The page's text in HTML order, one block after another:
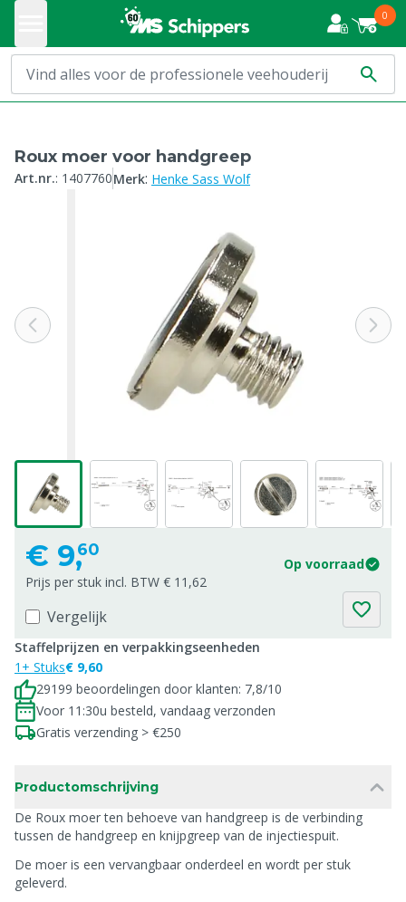
0
Roux moer voor handgreep
Art.nr.: 1407760Merk: Henke Sass Wolf
€ 9,60
Op voorraad
Prijs per stuk incl. BTW € 11,62
Vergelijk
Staffelprijzen en verpakkingseenheden
1+ Stuks€ 9,60
29199 beoordelingen door klanten: 7,8/10
Voor 11:30u besteld, vandaag verzonden
Gratis verzending > €250
Productomschrijving
De Roux moer ten behoeve van handgreep is de verbinding
tussen de handgreep en knijpgreep van de injectiespuit.
De moer is een vervangbaar onderdeel en wordt per stuk
geleverd.